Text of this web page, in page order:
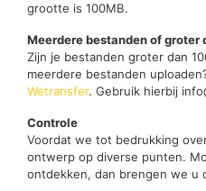
grootte is 100MB.
Meerdere bestanden of groter
Zijn je bestanden groter dan
meerdere bestanden
Wetransfer. Gebruik hierbij
Controle
Voordat we tot bedrukking
ontwerp op diverse punten.
ontdekken, dan brengen we u